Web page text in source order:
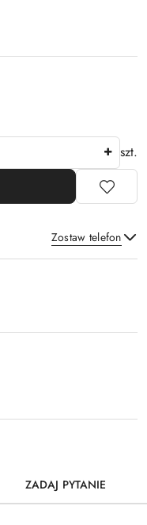
szt.
Zostaw telefon
ZADAJ PYTANIE